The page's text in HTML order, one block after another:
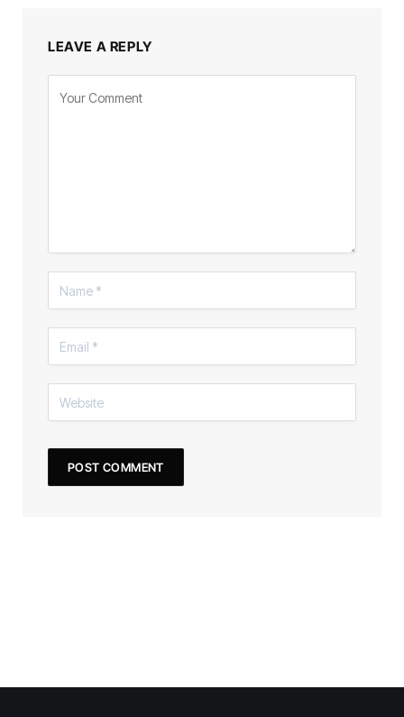
LEAVE A REPLY